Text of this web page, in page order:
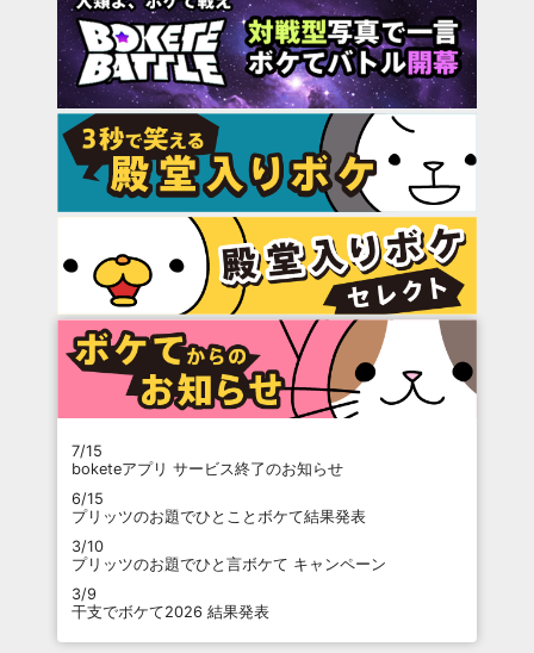
7/15
boketeアプリ サービス終了のお知らせ
6/15
プリッツのお題でひとことボケて結果発表
3/10
プリッツのお題でひと言ボケて キャンペーン
3/9
干支でボケて2026 結果発表